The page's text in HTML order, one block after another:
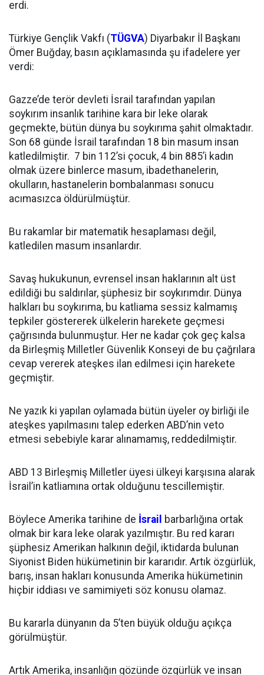
erdi.
Türkiye Gençlik Vakfı (TÜGVA) Diyarbakır İl Başkanı
Ömer Buğday, basın açıklamasında şu ifadelere yer
verdi:
Gazze’de terör devleti İsrail tarafından yapılan
soykırım insanlık tarihine kara bir leke olarak
geçmekte, bütün dünya bu soykırıma şahit olmaktadır.
Son 68 günde İsrail tarafından 18 bin masum insan
katledilmiştir. 7 bin 112’si çocuk, 4 bin 885’i kadın
olmak üzere binlerce masum, ibadethanelerin,
okulların, hastanelerin bombalanması sonucu
acımasızca öldürülmüştür.
Bu rakamlar bir matematik hesaplaması değil,
katledilen masum insanlardır.
Savaş hukukunun, evrensel insan haklarının alt üst
edildiği bu saldırılar, şüphesiz bir soykırımdır. Dünya
halkları bu soykırıma, bu katliama sessiz kalmamış
tepkiler göstererek ülkelerin harekete geçmesi
çağrısında bulunmuştur. Her ne kadar çok geç kalsa
da Birleşmiş Milletler Güvenlik Konseyi de bu çağrılara
cevap vererek ateşkes ilan edilmesi için harekete
geçmiştir.
Ne yazık ki yapılan oylamada bütün üyeler oy birliği ile
ateşkes yapılmasını talep ederken ABD’nin veto
etmesi sebebiyle karar alınamamış, reddedilmiştir.
ABD 13 Birleşmiş Milletler üyesi ülkeyi karşısına alarak
İsrail’in katliamına ortak olduğunu tescillemiştir.
Böylece Amerika tarihine de İsrail barbarlığına ortak
olmak bir kara leke olarak yazılmıştır. Bu red kararı
şüphesiz Amerikan halkının değil, iktidarda bulunan
Siyonist Biden hükümetinin bir kararıdır. Artık özgürlük,
barış, insan hakları konusunda Amerika hükümetinin
hiçbir iddiası ve samimiyeti söz konusu olamaz.
Bu kararla dünyanın da 5’ten büyük olduğu açıkça
görülmüştür.
Artık Amerika, insanlığın gözünde özgürlük ve insan